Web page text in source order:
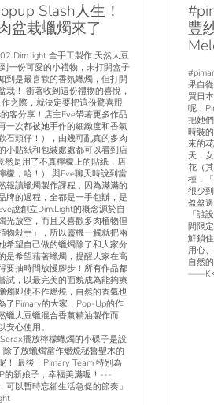
Slash人生！
盆栽蠟燭來了
Dim.light 全手工製作 天然大豆
一份可愛的小禮物，未打開盒子
到是最喜歡的香氛蠟燭，但打開
栽！ 衝著收到這份禮物的喜悅，
之際，就決定要把這份驚喜跟
客分享！店主Eve帶著更多作品
一次都被她手作的細緻度和香氣
石頭仔！），由幾可亂真的多肉
小貼紙和包裝處處都可以看到店
是用了不真檸檬上的貼紙，店
檬，哈！） 與Eve聊天時說到當
報讀蠟燭製作課程，因為滿滿的
牌的過程，全都是一手包辦，是
說創立Dim.Light的概念源於自
光放空，而且又喜歡多肉植物但
物殺手」，所以靈機一觸就把兩
希望自己做的蠟燭除了和大家分
是希望藉著蠟燭，提醒大家在高
要抽時間放慢腳步！所有作品都
試，以最完美的面貌成為能夠療
燭即使不作燃燒，自然的香氣也
了Pimary的大家，Pop-Up的作
蠟大豆蠟混合香薰精油製作而
安心使用。
擺放檸檬蠟燭的小碟子是設
了放蠟燭當作燃燒秘魯聖木的
！ 最後，Pimary Team 特別為
的新娘子，幸福美滿喔！---
可以暫時忘卻生活急促的節奏」
豐
果自
買日
呢！
把她
時裝
來的
天，
花（
種，
很少
盈盈
「誰
間限
鮮鎖
用心
自然
——KK